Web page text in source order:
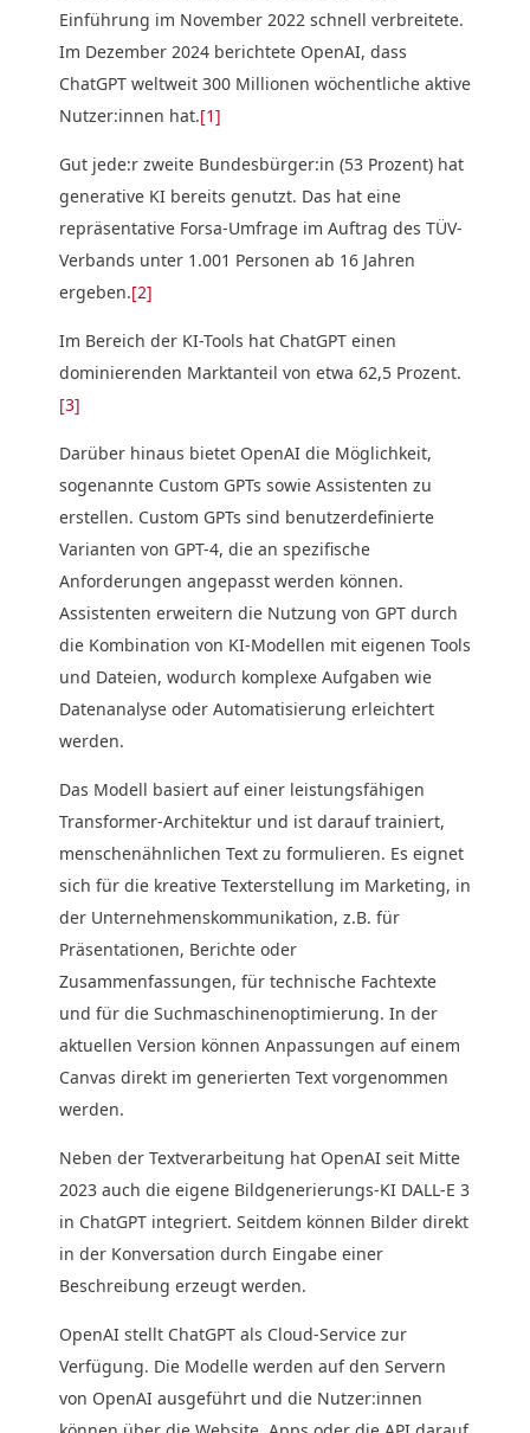
Einführung im November 2022 schnell verbreitete.
Im Dezember 2024 berichtete OpenAI, dass
ChatGPT weltweit 300 Millionen wöchentliche aktive
Nutzer:innen hat.[1]
Gut jede:r zweite Bundesbürger:in (53 Prozent) hat
generative KI bereits genutzt. Das hat eine
repräsentative Forsa-Umfrage im Auftrag des TÜV-
Verbands unter 1.001 Personen ab 16 Jahren
ergeben.[2]
Im Bereich der KI-Tools hat ChatGPT einen
dominierenden Marktanteil von etwa 62,5 Prozent.
[3]
Darüber hinaus bietet OpenAI die Möglichkeit,
sogenannte Custom GPTs sowie Assistenten zu
erstellen. Custom GPTs sind benutzerdefinierte
Varianten von GPT-4, die an spezifische
Anforderungen angepasst werden können.
Assistenten erweitern die Nutzung von GPT durch
die Kombination von KI-Modellen mit eigenen Tools
und Dateien, wodurch komplexe Aufgaben wie
Datenanalyse oder Automatisierung erleichtert
werden.
Das Modell basiert auf einer leistungsfähigen
Transformer-Architektur und ist darauf trainiert,
menschenähnlichen Text zu formulieren. Es eignet
sich für die kreative Texterstellung im Marketing, in
der Unternehmenskommunikation, z.B. für
Präsentationen, Berichte oder
Zusammenfassungen, für technische Fachtexte
und für die Suchmaschinenoptimierung. In der
aktuellen Version können Anpassungen auf einem
Canvas direkt im generierten Text vorgenommen
werden.
Neben der Textverarbeitung hat OpenAI seit Mitte
2023 auch die eigene Bildgenerierungs-KI DALL-E 3
in ChatGPT integriert. Seitdem können Bilder direkt
in der Konversation durch Eingabe einer
Beschreibung erzeugt werden.
OpenAI stellt ChatGPT als Cloud-Service zur
Verfügung. Die Modelle werden auf den Servern
von OpenAI ausgeführt und die Nutzer:innen